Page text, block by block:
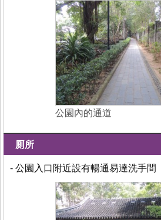
公園內的通道
厠所
- 公園入口附近設有暢通易達洗手間